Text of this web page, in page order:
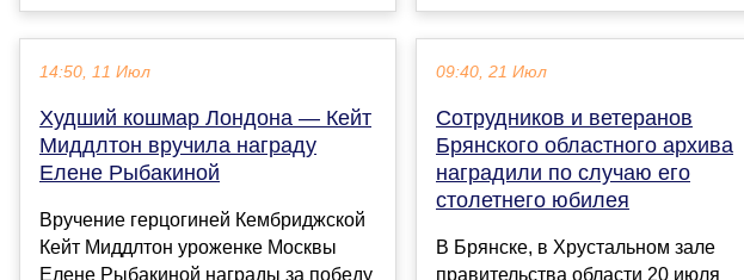
14:50, 11 Июл
Худший кошмар Лондона — Кейт
Миддлтон вручила награду
Елене Рыбакиной
Вручение герцогиней Кембриджской
Кейт Миддлтон уроженке Москвы
Елене Рыбакиной награды за победу
09:40, 21 Июл
Сотрудников и ветеранов
Брянского областного архива
наградили по случаю его
столетнего юбилея
В Брянске, в Хрустальном зале
правительства области 20 июля